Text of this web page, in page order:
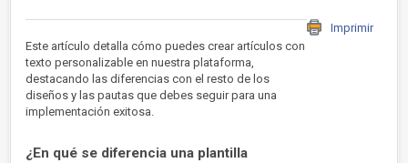
Imprimir
Este artículo detalla cómo puedes crear artículos con
texto personalizable en nuestra plataforma,
destacando las diferencias con el resto de los
diseños y las pautas que debes seguir para una
implementación exitosa.
¿En qué se diferencia una plantilla